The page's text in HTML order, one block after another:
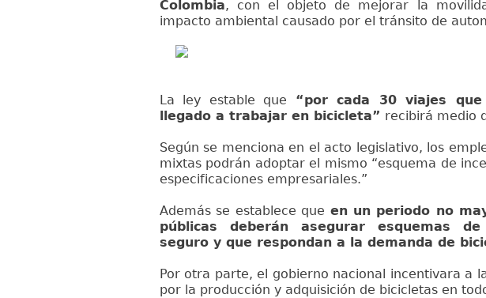
Colombia, con el objeto de mejorar la
impacto ambiental causado por el tránsito de
La ley estable que “por cada 30 viajes
llegado a trabajar en bicicleta” recibirá medio
Según se menciona en el acto legislativo, los
mixtas podrán adoptar el mismo “esquema de
especificaciones empresariales.”
Además se establece que en un periodo no
públicas deberán asegurar esquemas de
seguro y que respondan a la demanda de
Por otra parte, el gobierno nacional incentivara a
por la producción y adquisición de bicicletas en